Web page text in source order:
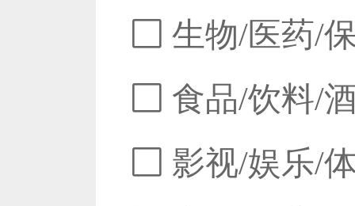
生物/医药/
食品/饮料/
影视/娱乐/